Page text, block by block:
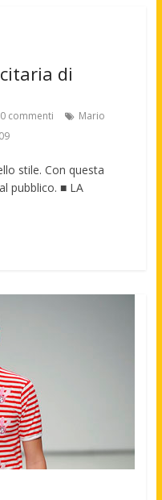
di
0 commenti
Mario
stile. Con questa
pubblico. ■ LA